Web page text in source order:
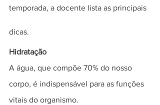
temporada, a docente lista as principais
dicas.
Hidratação
A água, que compõe 70% do nosso
corpo, é indispensável para as funções
vitais do organismo.